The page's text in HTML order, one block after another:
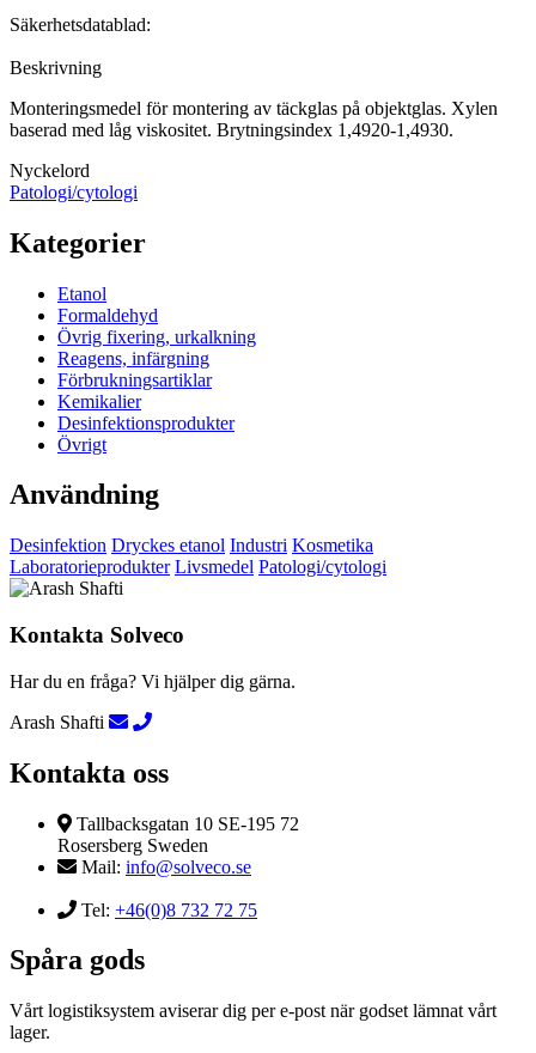
Säkerhetsdatablad:
Beskrivning
Monteringsmedel för montering av täckglas på objektglas. Xylen
baserad med låg viskositet. Brytningsindex 1,4920-1,4930.
Nyckelord
Patologi/cytologi
Kategorier
Etanol
Formaldehyd
Övrig fixering, urkalkning
Reagens, infärgning
Förbrukningsartiklar
Kemikalier
Desinfektionsprodukter
Övrigt
Användning
Desinfektion Dryckes etanol Industri Kosmetika
Laboratorieprodukter Livsmedel Patologi/cytologi
Kontakta Solveco
Har du en fråga? Vi hjälper dig gärna.
Arash Shafti
Kontakta oss
Tallbacksgatan 10 SE-195 72
Rosersberg Sweden
Mail: info@solveco.se
Tel: +46(0)8 732 72 75
Spåra gods
Vårt logistiksystem aviserar dig per e-post när godset lämnat vårt
lager.